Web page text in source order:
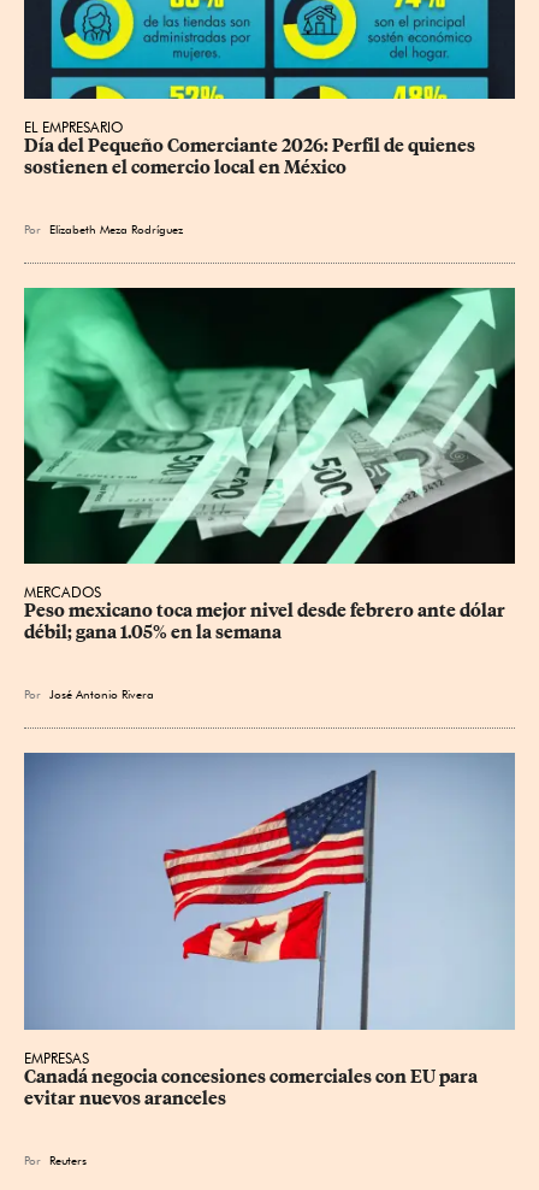
EL EMPRESARIO
Día del Pequeño Comerciante 2026: Perfil de quienes
sostienen el comercio local en México
Por Elizabeth Meza Rodríguez
MERCADOS
Peso mexicano toca mejor nivel desde febrero ante dólar
débil; gana 1.05% en la semana
Por José Antonio Rivera
EMPRESAS
Canadá negocia concesiones comerciales con EU para
evitar nuevos aranceles
Por Reuters